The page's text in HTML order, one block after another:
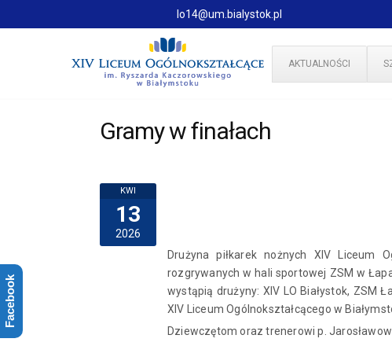
lo14@um.bialystok.pl
AKTUALNOŚCI
Gramy w finałach
KWI
13
2026
Drużyna piłkarek nożnych XIV Liceum
rozgrywanych w hali sportowej ZSM w
wystąpią drużyny: XIV LO Białystok, ZSM
XIV Liceum Ogólnokształcącego w
Dziewczętom oraz trenerowi p.
Facebook